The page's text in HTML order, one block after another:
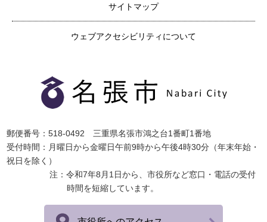
サイトマップ
ウェブアクセシビリティについて
郵便番号：518-0492 三重県名張市鴻之台1番町1番地
受付時間：月曜日から金曜日午前9時から午後4時30分（年末年始・
祝日を除く）
注：令和7年8月1日から、市役所など窓口・電話の受付
時間を短縮しています。